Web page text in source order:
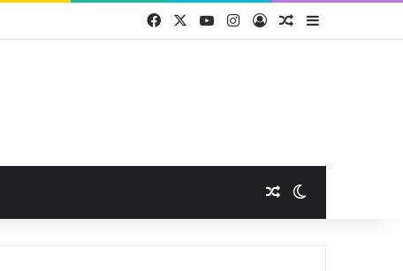
Facebook YouTubeInstagram
Log InRandom Article
Random Article